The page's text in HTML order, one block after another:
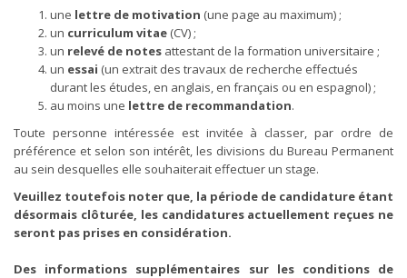
une lettre de motivation (une page au maximum) ;
un curriculum vitae (CV) ;
un relevé de notes attestant de la formation universitaire ;
un essai (un extrait des travaux de recherche effectués
durant les études, en anglais, en français ou en espagnol) ;
au moins une lettre de recommandation.
Toute personne intéressée est invitée à classer, par ordre de
préférence et selon son intérêt, les divisions du Bureau Permanent
au sein desquelles elle souhaiterait effectuer un stage.
Veuillez toutefois noter que, la période de candidature étant
désormais clôturée, les candidatures actuellement reçues ne
seront pas prises en considération.
Des informations supplémentaires sur les conditions de